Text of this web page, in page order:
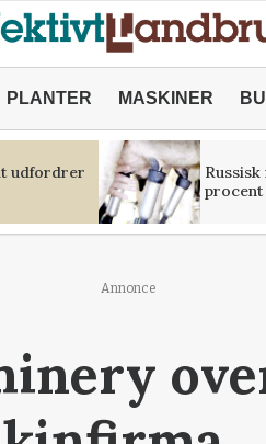
PLANTER MASKINER
udfordrer
procent
Annonce